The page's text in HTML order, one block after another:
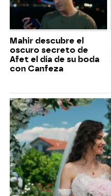
Mahir descubre el
oscuro secreto de
Afet el día de su boda
con Canfeza